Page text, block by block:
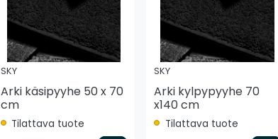
SKY
Arki käsipyyhe 50 x 70
cm
Tilattava tuote
SKY
Arki kylpypyyhe 70
x140 cm
Tilattava tuote